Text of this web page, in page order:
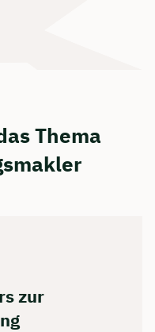
Thema
zur